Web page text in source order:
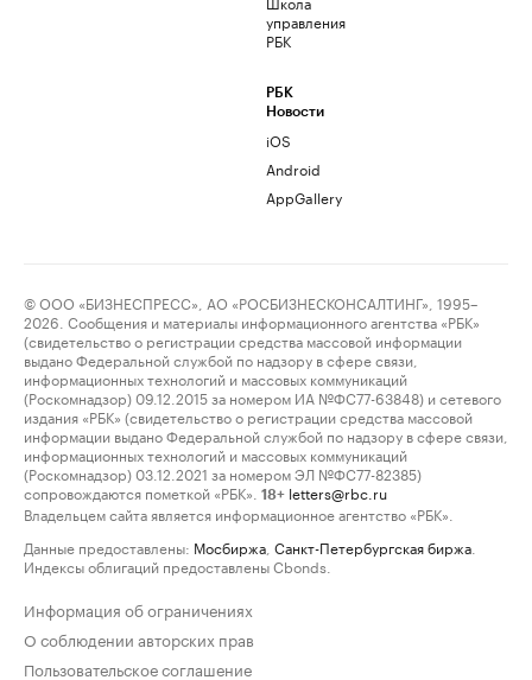
управления
РБК
РБК
Новости
iOS
Android
AppGallery
© ООО «БИЗНЕСПРЕСС», АО «РОСБИЗНЕСКОНСАЛТИНГ», 1995–
2026. Сообщения и материалы информационного агентства «РБК»
(свидетельство о регистрации средства массовой информации
выдано Федеральной службой по надзору в сфере связи,
информационных технологий и массовых коммуникаций
(Роскомнадзор) 09.12.2015 за номером ИА №ФС77-63848) и сетевого
издания «РБК» (свидетельство о регистрации средства массовой
информации выдано Федеральной службой по надзору в сфере связи,
информационных технологий и массовых коммуникаций
(Роскомнадзор) 03.12.2021 за номером ЭЛ №ФС77-82385)
сопровождаются пометкой «РБК».
18+ letters@rbc.ru
Владельцем сайта является информационное агентство «РБК».
Данные предоставлены: Мосбиржа Санкт-Петербургская биржа
Индексы облигаций предоставлены Cbonds.
Информация об ограничениях
О соблюдении авторских прав
Пользовательское соглашение